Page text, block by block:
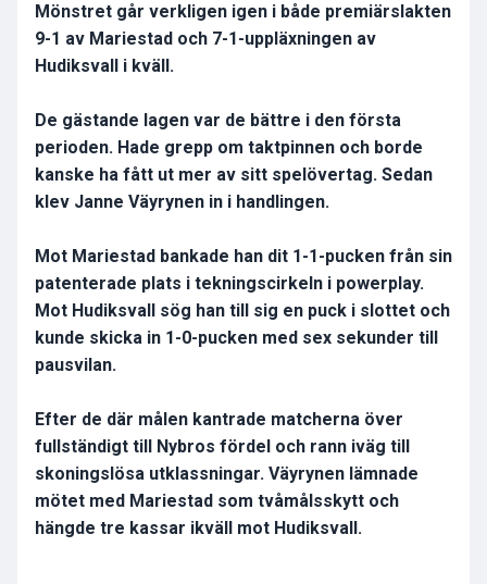
Mönstret går verkligen igen i både premiärslakten
9-1 av Mariestad och 7-1-uppläxningen av
Hudiksvall i kväll.
De gästande lagen var de bättre i den första
perioden. Hade grepp om taktpinnen och borde
kanske ha fått ut mer av sitt spelövertag. Sedan
klev Janne Väyrynen in i handlingen.
Mot Mariestad bankade han dit 1-1-pucken från sin
patenterade plats i tekningscirkeln i powerplay.
Mot Hudiksvall sög han till sig en puck i slottet och
kunde skicka in 1-0-pucken med sex sekunder till
pausvilan.
Efter de där målen kantrade matcherna över
fullständigt till Nybros fördel och rann iväg till
skoningslösa utklassningar. Väyrynen lämnade
mötet med Mariestad som tvåmålsskytt och
hängde tre kassar ikväll mot Hudiksvall.